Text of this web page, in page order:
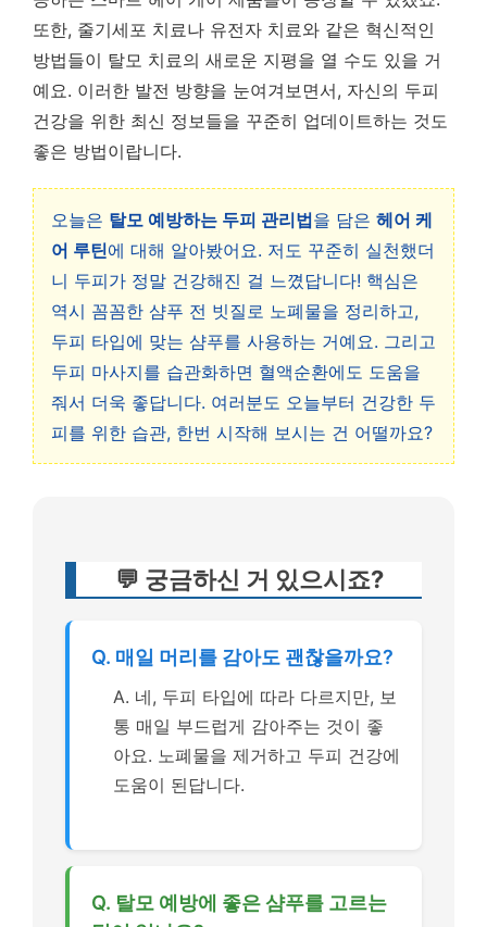
또한, 줄기세포 치료나 유전자 치료와 같은 혁신적인
방법들이 탈모 치료의 새로운 지평을 열 수도 있을 거
예요. 이러한 발전 방향을 눈여겨보면서, 자신의 두피
건강을 위한 최신 정보들을 꾸준히 업데이트하는 것도
좋은 방법이랍니다.
오늘은 탈모 예방하는 두피 관리법을 담은 헤어 케
어 루틴에 대해 알아봤어요. 저도 꾸준히 실천했더
니 두피가 정말 건강해진 걸 느꼈답니다! 핵심은
역시 꼼꼼한 샴푸 전 빗질로 노폐물을 정리하고,
두피 타입에 맞는 샴푸를 사용하는 거예요. 그리고
두피 마사지를 습관화하면 혈액순환에도 도움을
줘서 더욱 좋답니다. 여러분도 오늘부터 건강한 두
피를 위한 습관, 한번 시작해 보시는 건 어떨까요?
💬 궁금하신 거 있으시죠?
Q. 매일 머리를 감아도 괜찮을까요?
A. 네, 두피 타입에 따라 다르지만, 보
통 매일 부드럽게 감아주는 것이 좋
아요. 노폐물을 제거하고 두피 건강에
도움이 된답니다.
Q. 탈모 예방에 좋은 샴푸를 고르는